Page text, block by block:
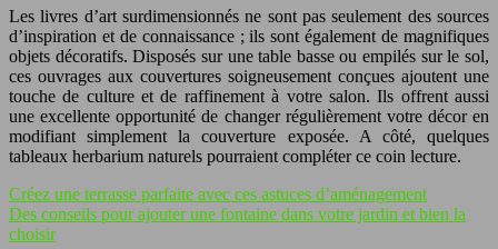
Les livres d’art surdimensionnés ne sont pas seulement des sources
d’inspiration et de connaissance ; ils sont également de magnifiques
objets décoratifs. Disposés sur une table basse ou empilés sur le sol,
ces ouvrages aux couvertures soigneusement conçues ajoutent une
touche de culture et de raffinement à votre salon. Ils offrent aussi
une excellente opportunité de changer régulièrement votre décor en
modifiant simplement la couverture exposée. A côté, quelques
tableaux herbarium naturels pourraient compléter ce coin lecture.
Créez une terrasse parfaite avec ces astuces d’aménagement
Des conseils pour ajouter une fontaine dans votre jardin et bien la
choisir